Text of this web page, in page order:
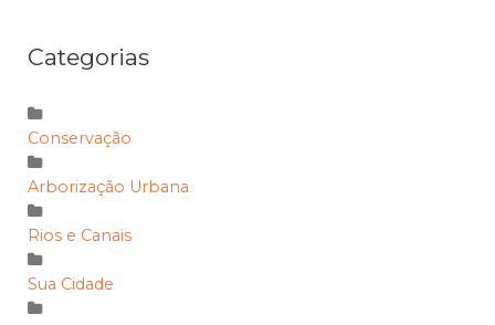
Categorias
Conservação
Arborização Urbana
Rios e Canais
Sua Cidade